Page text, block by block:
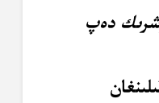
دەپ